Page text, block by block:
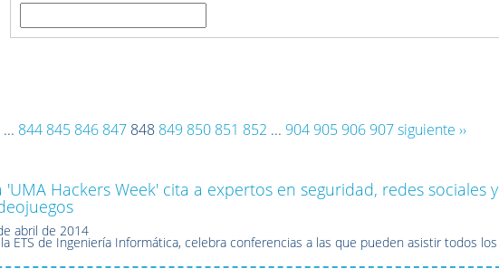
... 844 845 846 847 848 849 850 851 852 ... 904 905 906 907siguiente ››
'UMA Hackers Week' cita a expertos en seguridad, redes sociales y
abril de 2014
ETS de Ingeniería Informática, celebra conferencias a las que pueden asistir todos los